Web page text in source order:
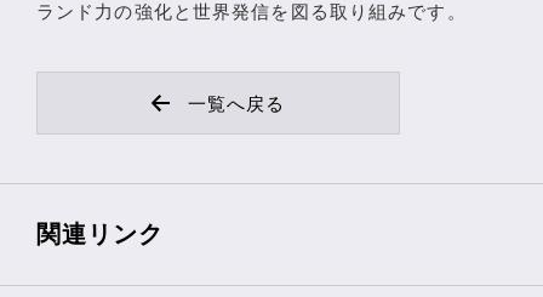
ランド力の強化と世界発信を図る取り組みです。
一覧へ戻る
関連リンク